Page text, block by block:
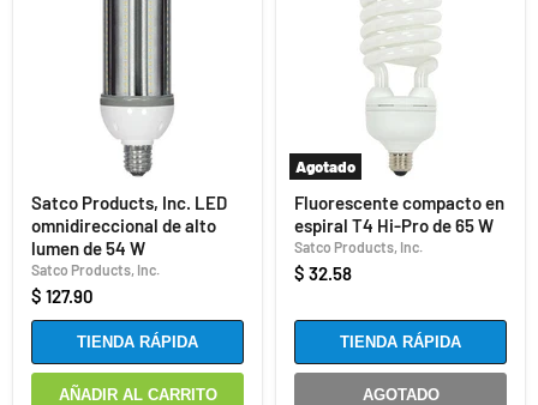
Satco Products, Inc. LED
omnidireccional de alto
lumen de 54 W
Satco Products, Inc.
$ 127.90
TIENDA RÁPIDA
AÑADIR AL CARRITO
Agotado
Fluorescente compacto en
espiral T4 Hi-Pro de 65 W
Satco Products, Inc.
$ 32.58
TIENDA RÁPIDA
AGOTADO